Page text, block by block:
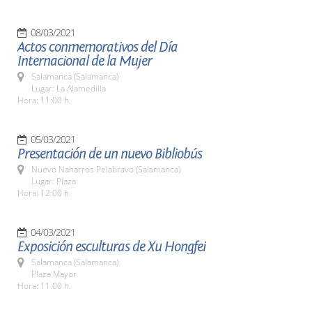
08/03/2021
Actos conmemorativos del Día
Internacional de la Mujer
Salamanca (Salamanca)
Lugar: La Alamedilla
Hora: 11:00 h.
05/03/2021
Presentación de un nuevo Bibliobús
Nuevo Naharros Pelabravo (Salamanca)
Lugar: Plaza
Hora: 12:00 h.
04/03/2021
Exposición esculturas de Xu Hongfei
Salamanca (Salamanca)
Plaza Mayor
Hora: 11.00 h.